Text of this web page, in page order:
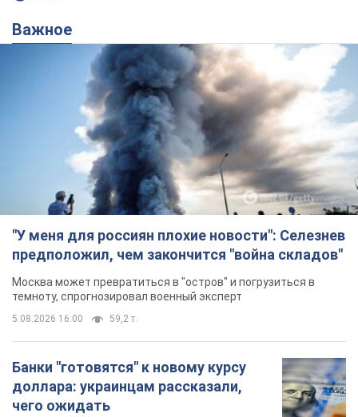
Важное
"У меня для россиян плохие новости": Селезнев
предположил, чем закончится "война складов"
Москва может превратиться в "остров" и погрузиться в
темноту, спрогнозировал военный эксперт
5.08.2026 16:00 59,2 т.
Банки "готовятся" к новому курсу
доллара: украинцам рассказали,
чего ожидать